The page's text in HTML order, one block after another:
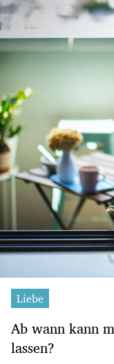
Liebe
Ab wann kann
lassen?